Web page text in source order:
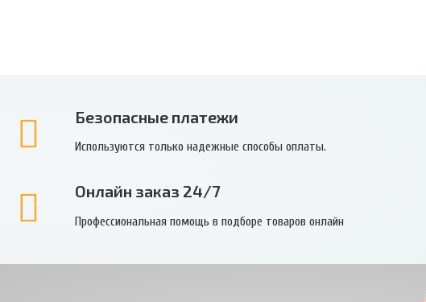
Безопасные платежи
Используются только надежные способы оплаты.
Онлайн заказ 24/7
Профессиональная помощь в подборе товаров онлайн